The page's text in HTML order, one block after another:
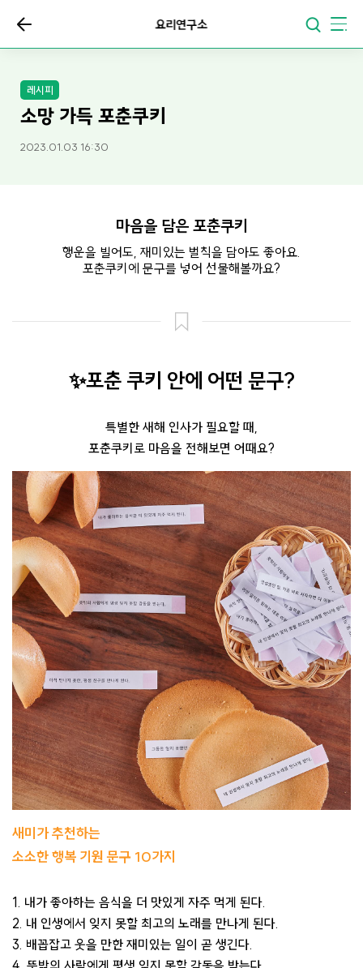
요리연구소
레시피
소망 가득 포춘쿠키
2023.01.03 16:30
마음을 담은 포춘쿠키
행운을 빌어도, 재미있는 벌칙을 담아도 좋아요.
포춘쿠키에 문구를 넣어 선물해볼까요?
✨포춘 쿠키 안에 어떤 문구?
특별한 새해 인사가 필요할 때,
포춘쿠키로 마음을 전해보면 어때요?
새미가 추천하는
소소한 행복 기원 문구 10가지
1. 내가 좋아하는 음식을 더 맛있게 자주 먹게 된다.​
2. 내 인생에서 잊지 못할 최고의 노래를 만나게 된다.​
3. 배꼽잡고 웃을 만한 재미있는 일이 곧 생긴다.​